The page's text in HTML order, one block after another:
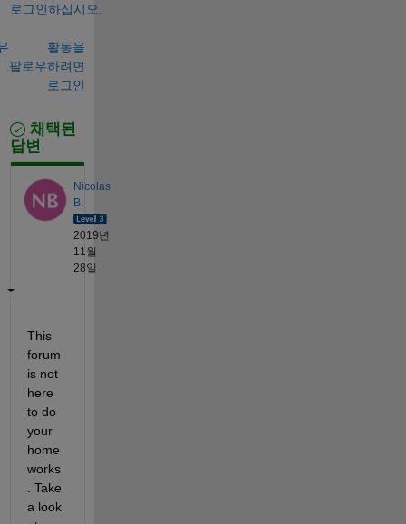
로그인하십시오.
활동을
팔로우하려면
로그인
채택된
답변
Nicolas
B.
2019년
11월
28일
This
forum
is not
here
to do
your
home
works
. Take
a look